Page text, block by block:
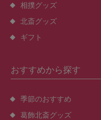
相撲グッズ
北斎グッズ
ギフト
おすすめから探す
季節のおすすめ
葛飾北斎グッズ